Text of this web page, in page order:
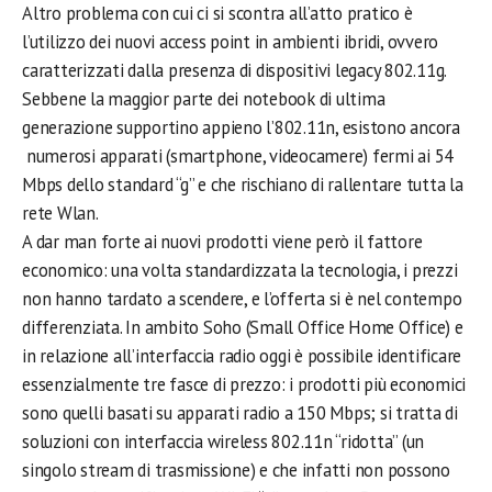
Altro problema con cui ci si scontra all’atto pratico è
l’utilizzo dei nuovi access point in ambienti ibridi, ovvero
caratterizzati dalla presenza di dispositivi legacy 802.11g.
Sebbene la maggior parte dei notebook di ultima
generazione supportino appieno l’802.11n, esistono ancora
numerosi apparati (smartphone, videocamere) fermi ai 54
Mbps dello standard “g” e che rischiano di rallentare tutta la
rete Wlan.
A dar man forte ai nuovi prodotti viene però il fattore
economico: una volta standardizzata la tecnologia, i prezzi
non hanno tardato a scendere, e l’offerta si è nel contempo
differenziata. In ambito Soho (Small Office Home Office) e
in relazione all’interfaccia radio oggi è possibile identificare
essenzialmente tre fasce di prezzo: i prodotti più economici
sono quelli basati su apparati radio a 150 Mbps; si tratta di
soluzioni con interfaccia wireless 802.11n “ridotta” (un
singolo stream di trasmissione) e che infatti non possono